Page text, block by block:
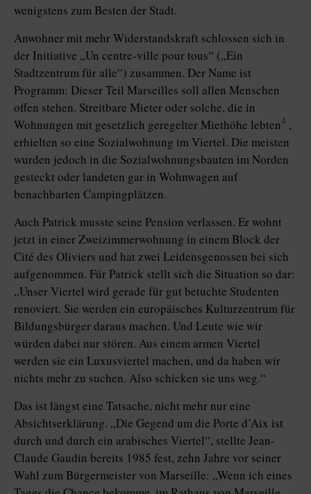
wenigstens zum Besten der Stadt.
Anwohner mit mehr Widerstandskraft schlossen sich in
der Initiative „Un centre-ville pour tous“ („Ein
Stadtzentrum für alle“) zusammen. Der Name ist
Programm: Dieser Teil Marseilles soll allen Menschen
offen stehen. Streitbare Mieter oder solche, die in
Wohnungen mit gesetzlich geregelter Miethöhe lebten4 ,
erhielten so eine Sozialwohnung im Viertel. Die meisten
wurden jedoch in die Sozialwohnungsbauten im Norden
gesteckt oder landeten gar in Wohnwagen auf
benachbarten Campingplätzen.
Auch Patrick musste seine Pension verlassen. Er wohnt
jetzt in einer Zweizimmerwohnung in einem Block der
Cité des Oliviers und hat zwei Leidensgenossen bei sich
aufgenommen. Für Patrick stellt sich die Situation so dar:
„Unser Viertel wird gerade für gut betuchte Studenten
renoviert. Sie werden ein europäisches Kulturzentrum für
Bildungsbürger daraus machen. Und Leute wie wir
würden dabei nur stören. Aus einem armen Viertel
werden sie ein Luxusviertel machen, und da haben wir
nichts mehr zu suchen. Also schicken sie uns weg.“
Das ist längst eine Tatsache, nicht mehr nur eine
Absichtserklärung. „Die Gegend um die Porte d’Aix ist
durch und durch ein arabisches Viertel“, stellte Jean-
Claude Gaudin bereits 1985 fest, zehn Jahre vor seiner
Wahl zum Bürgermeister von Marseille: „Wenn ich eines